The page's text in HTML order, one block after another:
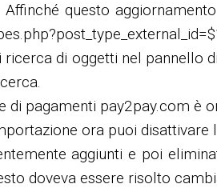
questo
di oggetti nel pannello
di pagamenti pay2pay.com è
ora puoi disattivare
aggiunti e poi
doveva essere risolto